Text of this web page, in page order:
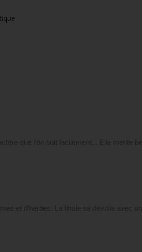
que l’on boit facilement... Elle mérite
et d’herbes. La finale se dévoile avec